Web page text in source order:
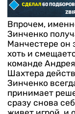
Впрочем,
Зинченко
Манчестере он
хоть и
команде
Шахтера
Зинченко
принимает
сразу снова